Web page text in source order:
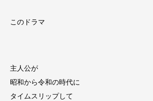
このドラマ
主人公が
昭和から令和の時代に
タイムスリップして